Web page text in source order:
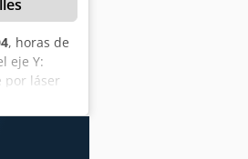
, horas de
eje Y:
por láser
el
W Pico de
10,6